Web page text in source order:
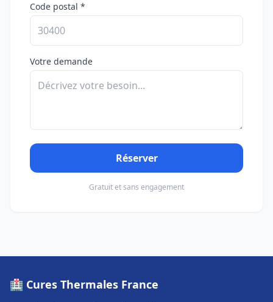
Code postal *
Votre demande
Réserver
Gratuit et sans engagement
🏥 Cures Thermales France